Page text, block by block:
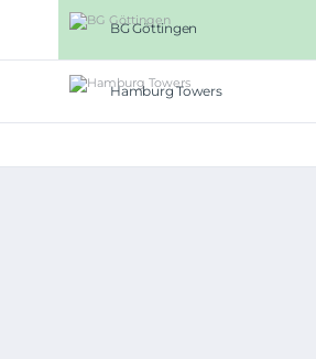
BG Göttingen
Hamburg Towers